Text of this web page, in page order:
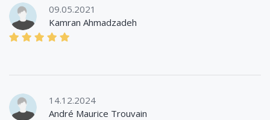
09.05.2021
Kamran Ahmadzadeh
14.12.2024
André Maurice Trouvain